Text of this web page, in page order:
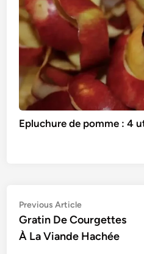
Epluchure de pomme : 4
Navigation
de
l’article
Previous ArticlePrevious
article:
Gratin De Courgettes
À La Viande Hachée